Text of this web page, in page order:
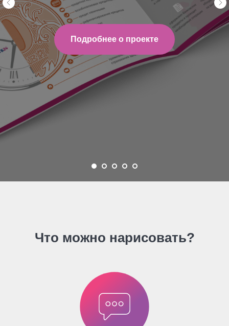
Подробнее о проекте
Что можно нарисовать?